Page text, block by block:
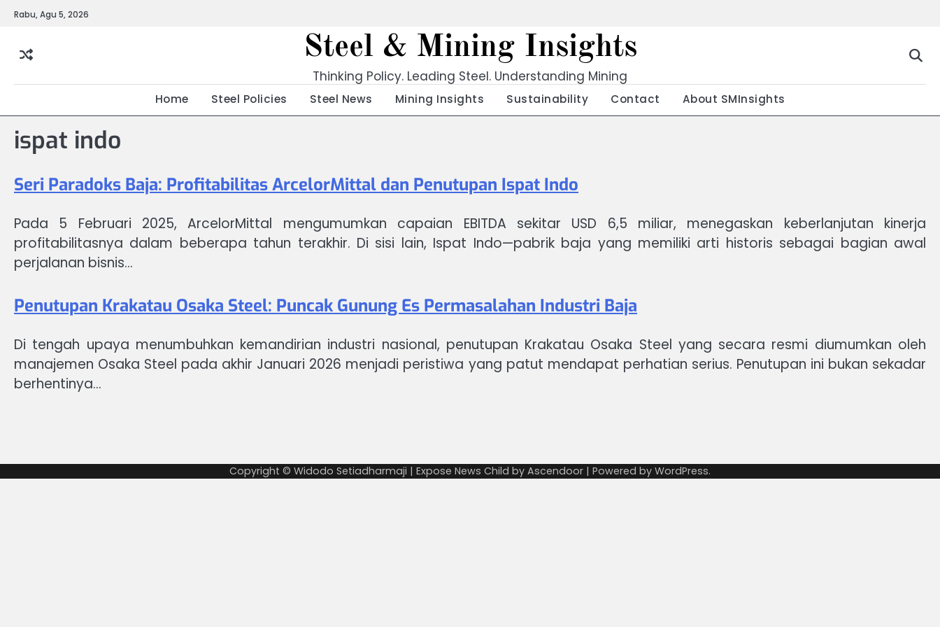
SkipRabu, Agu 5, 2026
Steel & Mining Insights
Thinking Policy. Leading Steel. Understanding Mining
Home Steel Policies Steel News Mining Insights Sustainability Contact About SMInsights
ispat indo
Seri Paradoks Baja: Profitabilitas ArcelorMittal dan Penutupan Ispat Indo
Pada 5 Februari 2025, ArcelorMittal mengumumkan capaian EBITDA sekitar USD 6,5 miliar, menegaskan keberlanjutan kinerja
profitabilitasnya dalam beberapa tahun terakhir. Di sisi lain, Ispat Indo—pabrik baja yang memiliki arti historis sebagai bagian awal
perjalanan bisnis…
Penutupan Krakatau Osaka Steel: Puncak Gunung Es Permasalahan Industri Baja
Di tengah upaya menumbuhkan kemandirian industri nasional, penutupan Krakatau Osaka Steel yang secara resmi diumumkan oleh
manajemen Osaka Steel pada akhir Januari 2026 menjadi peristiwa yang patut mendapat perhatian serius. Penutupan ini bukan sekadar
berhentinya…
Copyright © Widodo Setiadharmaji | Expose News Child by Ascendoor | Powered by WordPress.